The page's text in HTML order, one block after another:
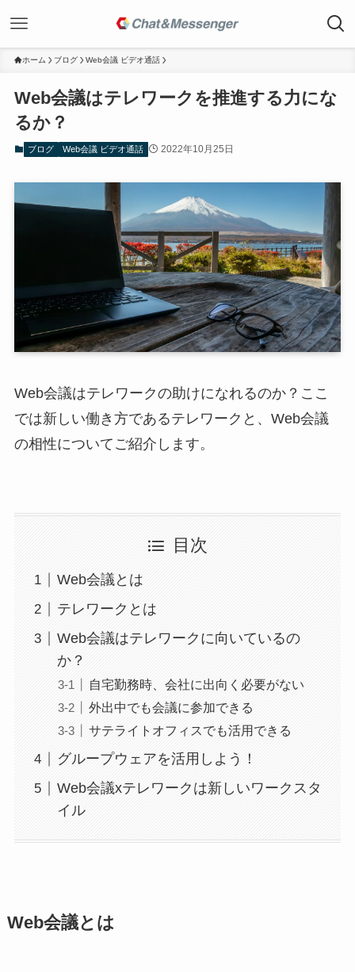
ホーム ブログ Web会議 ビデオ通話
Web会議はテレワークを推進する力にな
るか？
ブログ Web会議 ビデオ通話 2022年10月25日
Web会議はテレワークの助けになれるのか？ここ
では新しい働き方であるテレワークと、Web会議
の相性についてご紹介します。
目次
Web会議とは
テレワークとは
Web会議はテレワークに向いているの
か？
自宅勤務時、会社に出向く必要がない
外出中でも会議に参加できる
サテライトオフィスでも活用できる
グループウェアを活用しよう！
Web会議xテレワークは新しいワークスタ
イル
Web会議とは